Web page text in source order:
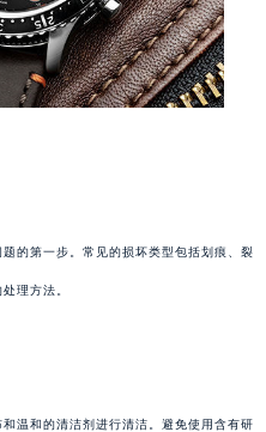
的第一步。常见的损坏类型包括划痕、裂
理方法。
温和的清洁剂进行清洁。避免使用含有研